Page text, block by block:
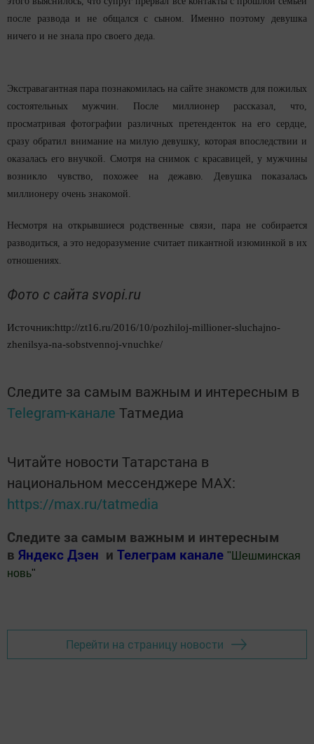
после развода и не общался с сыном. Именно поэтому девушка
ничего и не знала про своего деда.
Экстравагантная пара познакомилась на сайте знакомств для пожилых
состоятельных мужчин. После миллионер рассказал, что,
просматривая фотографии различных претенденток на его сердце,
сразу обратил внимание на милую девушку, которая впоследствии и
оказалась его внучкой. Смотря на снимок с красавицей, у мужчины
возникло чувство, похожее на дежавю. Девушка показалась
миллионеру очень знакомой.
Несмотря на открывшиеся родственные связи, пара не собирается
разводиться, а это недоразумение считает пикантной изюминкой в их
отношениях.
Фото с сайта svopi.ru
Источник:http://zt16.ru/2016/10/pozhiloj-millioner-sluchajno-
zhenilsya-na-sobstvennoj-vnuchke/
Следите за самым важным и интересным в
Telegram-канале Татмедиа
Читайте новости Татарстана в
национальном мессенджере MАХ:
https://max.ru/tatmedia
Следите за самым важным и интересным
в Яндекс Дзен и Телеграм канале " Шешминская
новь"
Перейти на страницу новости